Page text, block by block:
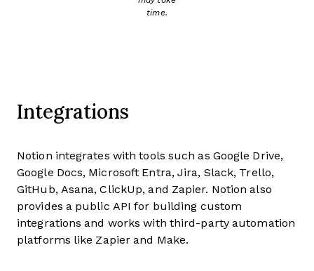
time.
Integrations
Notion integrates with tools such as Google Drive,
Google Docs, Microsoft Entra, Jira, Slack, Trello,
GitHub, Asana, ClickUp, and Zapier. Notion also
provides a public API for building custom
integrations and works with third-party automation
platforms like Zapier and Make.